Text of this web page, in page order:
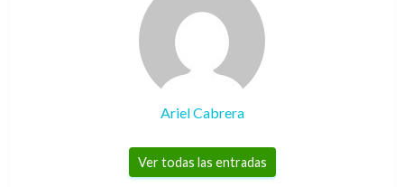
Ariel Cabrera
Ver todas las entradas